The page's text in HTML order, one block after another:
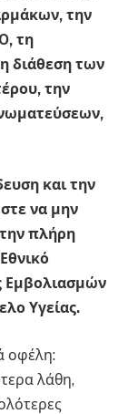
την
τη
διάθεση των
την
και την
να μην
πλήρη
Εμβολιασμών
Υγείας.
οφέλη:
λάθη,